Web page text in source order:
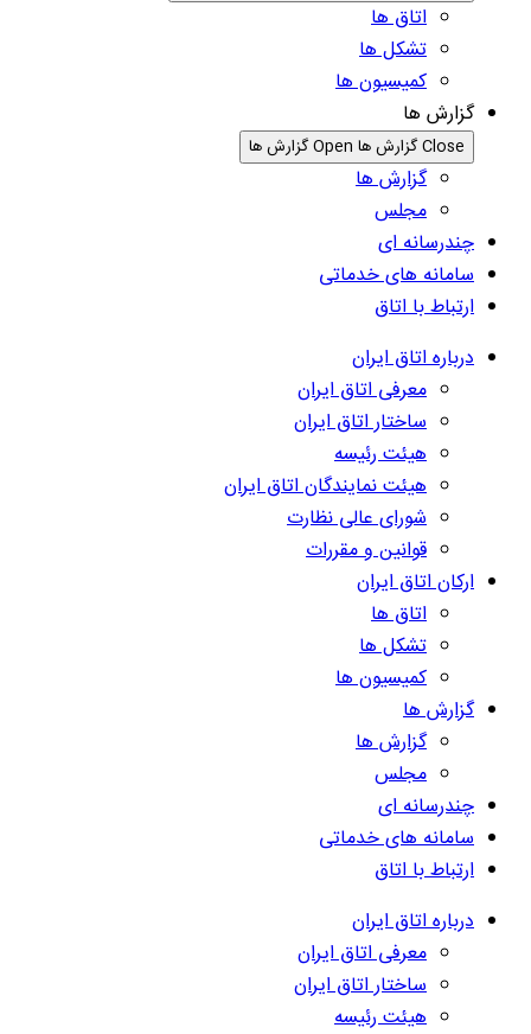
اتاق ها
تشکل ها
کمیسیون ها
گزارش ها
Close گزارش ها Open گزارش ها
گزارش ها
مجلس
چندرسانه ای
سامانه های خدماتی
ارتباط با اتاق
درباره اتاق ایران
معرفی اتاق ایران
ساختار اتاق ایران
هیئت رئیسه
هیئت نمایندگان اتاق ایران
شورای عالی نظارت
قوانین و مقررات
ارکان اتاق ایران
اتاق ها
تشکل ها
کمیسیون ها
گزارش ها
گزارش ها
مجلس
چندرسانه ای
سامانه های خدماتی
ارتباط با اتاق
درباره اتاق ایران
معرفی اتاق ایران
ساختار اتاق ایران
هیئت رئیسه